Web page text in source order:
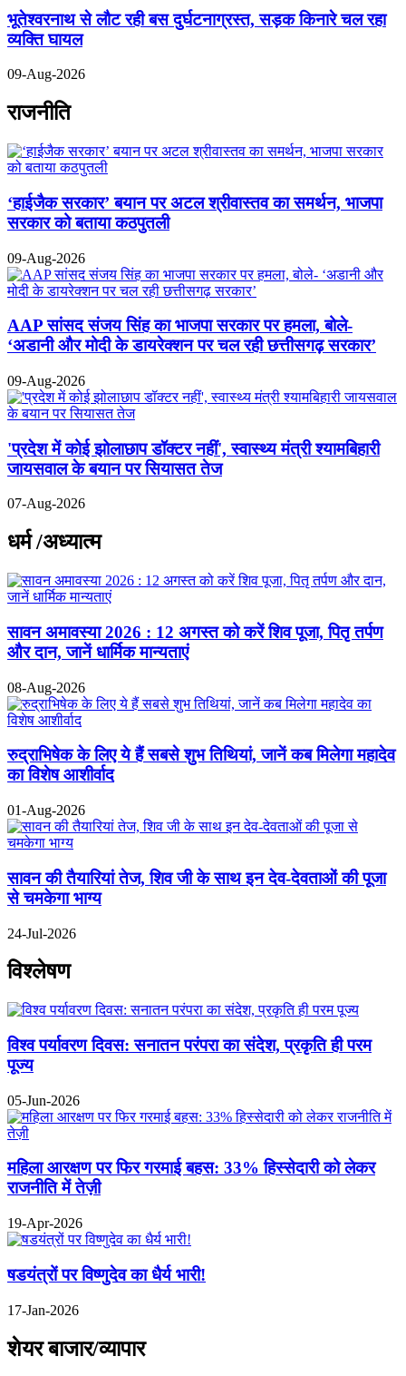
भूतेश्वरनाथ से लौट रही बस दुर्घटनाग्रस्त, सड़क किनारे चल रहा
व्यक्ति घायल
09-Aug-2026
राजनीति
‘हाईजैक सरकार’ बयान पर अटल श्रीवास्तव का समर्थन, भाजपा
सरकार को बताया कठपुतली
09-Aug-2026
AAP सांसद संजय सिंह का भाजपा सरकार पर हमला, बोले-
‘अडानी और मोदी के डायरेक्शन पर चल रही छत्तीसगढ़ सरकार’
09-Aug-2026
'प्रदेश में कोई झोलाछाप डॉक्टर नहीं', स्वास्थ्य मंत्री श्यामबिहारी
जायसवाल के बयान पर सियासत तेज
07-Aug-2026
धर्म /अध्यात्म
सावन अमावस्या 2026 : 12 अगस्त को करें शिव पूजा, पितृ तर्पण
और दान, जानें धार्मिक मान्यताएं
08-Aug-2026
रुद्राभिषेक के लिए ये हैं सबसे शुभ तिथियां, जानें कब मिलेगा महादेव
का विशेष आशीर्वाद
01-Aug-2026
सावन की तैयारियां तेज, शिव जी के साथ इन देव-देवताओं की पूजा
से चमकेगा भाग्य
24-Jul-2026
विश्लेषण
विश्व पर्यावरण दिवस: सनातन परंपरा का संदेश, प्रकृति ही परम
पूज्य
05-Jun-2026
महिला आरक्षण पर फिर गरमाई बहस: 33% हिस्सेदारी को लेकर
राजनीति में तेज़ी
19-Apr-2026
षडयंत्रों पर विष्णुदेव का धैर्य भारी!
17-Jan-2026
शेयर बाजार/व्यापार